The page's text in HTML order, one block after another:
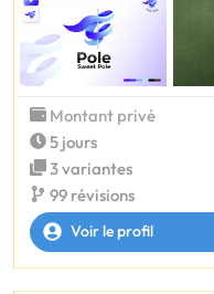
Montant privé
5 jours
3 variantes
99 révisions
Voir le profil